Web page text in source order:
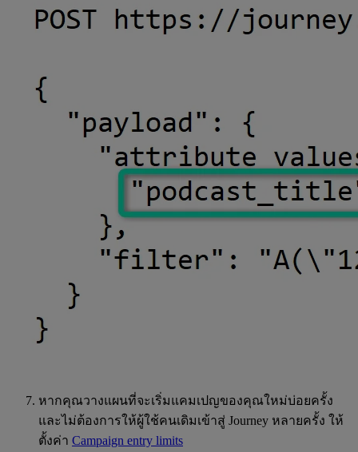
หากคุณวางแผนที่จะเริ่มแคมเปญของคุณใหม่บ่อยครั้ง
และไม่ต้องการให้ผู้ใช้คนเดิมเข้าสู่ Journey หลายครั้ง ให้
ตั้งค่า Campaign entry limits